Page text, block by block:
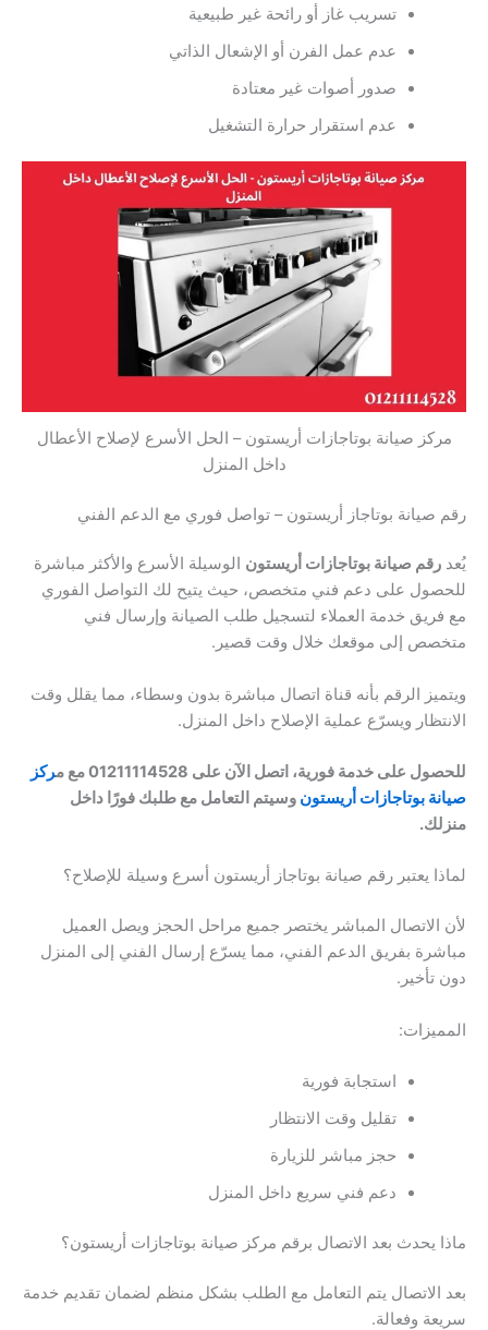
تسريب غاز أو رائحة غير طبيعية
عدم عمل الفرن أو الإشعال الذاتي
صدور أصوات غير معتادة
عدم استقرار حرارة التشغيل
مركز صيانة بوتاجازات أريستون – الحل الأسرع لإصلاح الأعطال
داخل المنزل
رقم صيانة بوتاجاز أريستون – تواصل فوري مع الدعم الفني
يُعد رقم صيانة بوتاجازات أريستون الوسيلة الأسرع والأكثر مباشرة
للحصول على دعم فني متخصص، حيث يتيح لك التواصل الفوري
مع فريق خدمة العملاء لتسجيل طلب الصيانة وإرسال فني
متخصص إلى موقعك خلال وقت قصير.
ويتميز الرقم بأنه قناة اتصال مباشرة بدون وسطاء، مما يقلل وقت
الانتظار ويسرّع عملية الإصلاح داخل المنزل.
للحصول على خدمة فورية، اتصل الآن على 01211114528 مع م
ركز
صيانة بوتاجازات أريستون وسيتم التعامل مع طلبك فورًا داخل
منزلك.
لماذا يعتبر رقم صيانة بوتاجاز أريستون أسرع وسيلة للإصلاح؟
لأن الاتصال المباشر يختصر جميع مراحل الحجز ويصل العميل
مباشرة بفريق الدعم الفني، مما يسرّع إرسال الفني إلى المنزل
دون تأخير.
المميزات:
استجابة فورية
تقليل وقت الانتظار
حجز مباشر للزيارة
دعم فني سريع داخل المنزل
ماذا يحدث بعد الاتصال برقم مركز صيانة بوتاجازات أريستون؟
بعد الاتصال يتم التعامل مع الطلب بشكل منظم لضمان تقديم خدمة
سريعة وفعالة.